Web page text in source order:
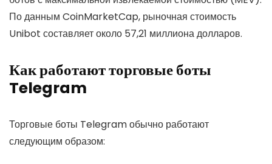
По данным CoinMarketCap, рыночная стоимость
Unibot составляет около 57,21 миллиона долларов.
Как работают торговые боты
Telegram
Торговые боты Telegram обычно работают
следующим образом: